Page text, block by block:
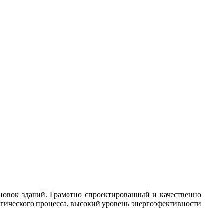
зданий. Грамотно спроектированный и качественно
процесса, высокий уровень энергоэфективности